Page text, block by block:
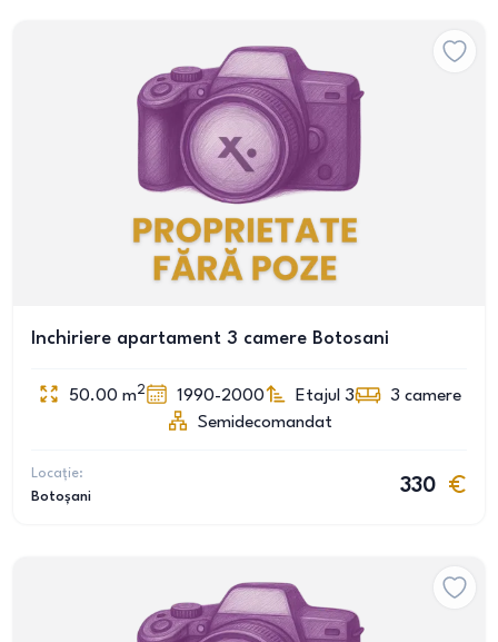
Inchiriere apartament 3 camere Botosani
50.00 m2 1990-2000 Etajul 3 3 camere
Semidecomandat
Locație:
Botoșani
330